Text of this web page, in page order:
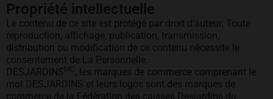
Propriété intellectuelle
Le contenu de ce site est protégé par droit d’auteur. Toute
reproduction, affichage, publication, transmission,
distribution ou modification de ce contenu nécessite le
consentement de La Personnelle.
DESJARDINS MC, les marques de commerce comprenant le
mot DESJARDINS et leurs logos sont des marques de
commerce de la Fédération des caisses Desjardins du